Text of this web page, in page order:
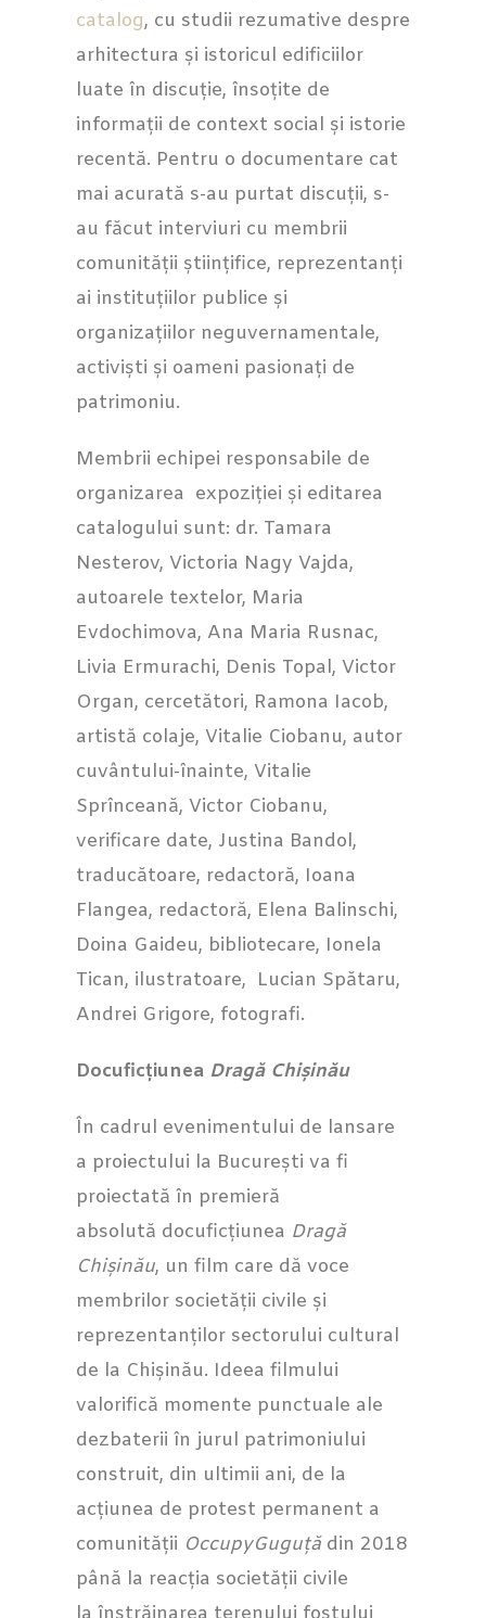
catalog, cu studii rezumative despre
arhitectura și istoricul edificiilor
luate în discuție, însoțite de
informații de context social și istorie
recentă. Pentru o documentare cat
mai acurată s-au purtat discuții, s-
au făcut interviuri cu membrii
comunității științifice, reprezentanți
ai instituțiilor publice și
organizațiilor neguvernamentale,
activiști și oameni pasionați de
patrimoniu.
Membrii echipei responsabile de
organizarea expoziției și editarea
catalogului sunt: dr. Tamara
Nesterov, Victoria Nagy Vajda,
autoarele textelor, Maria
Evdochimova, Ana Maria Rusnac,
Livia Ermurachi, Denis Topal, Victor
Organ, cercetători, Ramona Iacob,
artistă colaje, Vitalie Ciobanu, autor
cuvântului-înainte, Vitalie
Sprînceană, Victor Ciobanu,
verificare date, Justina Bandol,
traducătoare, redactoră, Ioana
Flangea, redactoră, Elena Balinschi,
Doina Gaideu, bibliotecare, Ionela
Tican, ilustratoare, Lucian Spătaru,
Andrei Grigore, fotografi.
Docuficțiunea Dragă Chișinău
În cadrul evenimentului de lansare
a proiectului la București va fi
proiectată în premieră
absolută docuficțiunea Dragă
Chișinău, un film care dă voce
membrilor societății civile și
reprezentanților sectorului cultural
de la Chișinău. Ideea filmului
valorifică momente punctuale ale
dezbaterii în jurul patrimoniului
construit, din ultimii ani, de la
acțiunea de protest permanent a
comunității OccupyGuguțădin 2018
până la reacția societății civile